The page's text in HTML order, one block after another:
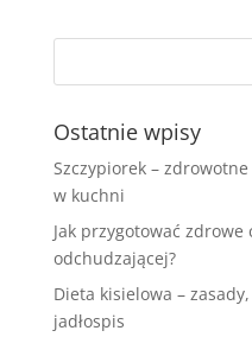
Ostatnie wpisy
Szczypiorek –
w kuchni
Jak przygotować
odchudzającej?
Dieta kisielowa –
jadłospis